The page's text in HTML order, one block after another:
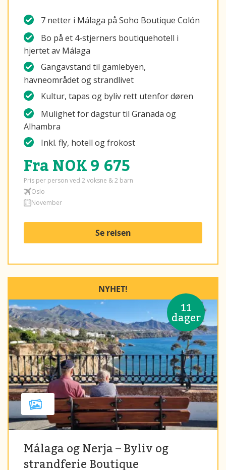
7 netter i Málaga på Soho Boutique Colón
Bo på et 4-stjerners boutiquehotell i
hjertet av Málaga
Gangavstand til gamlebyen,
havneområdet og strandlivet
Kultur, tapas og byliv rett utenfor døren
Mulighet for dagstur til Granada og
Alhambra
Inkl. fly, hotell og frokost
Fra NOK 9 675
Pris per person ved 2 voksne & 2 barn
Oslo
November
Se reisen
11
dager
NYHET!
Málaga og Nerja – Byliv og
strandferie Boutique